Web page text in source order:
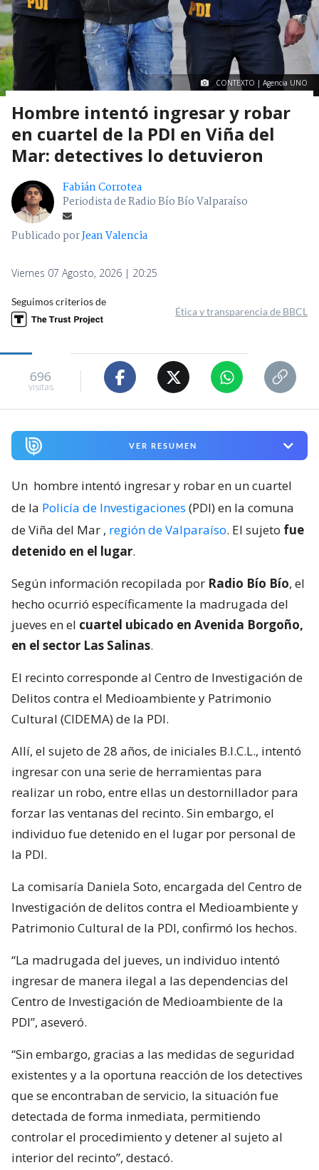
CONTEXTO | Agencia UNO
Hombre intentó ingresar y robar
en cuartel de la PDI en Viña del
Mar: detectives lo detuvieron
Fabián Corrotea
Periodista de Radio Bío Bío Valparaíso
Publicado porJean Valencia
Viernes 07 Agosto, 2026 | 20:25
Seguimos criterios de
Ética y transparencia de BBCL
696
visitas
VER RESUMEN
Un hombre intentó ingresar y robar en un cuartel
de la Policía de Investigaciones (PDI) en la comuna
de Viña del Mar , región de Valparaíso. El sujeto fue
detenido en el lugar.
Según información recopilada por Radio Bío Bío, el
hecho ocurrió específicamente la madrugada del
jueves en el cuartel ubicado en Avenida Borgoño,
en el sector Las Salinas.
El recinto corresponde al Centro de Investigación de
Delitos contra el Medioambiente y Patrimonio
Cultural (CIDEMA) de la PDI.
Allí, el sujeto de 28 años, de iniciales B.I.C.L., intentó
ingresar con una serie de herramientas para
realizar un robo, entre ellas un destornillador para
forzar las ventanas del recinto. Sin embargo, el
individuo fue detenido en el lugar por personal de
la PDI.
La comisaría Daniela Soto, encargada del Centro de
Investigación de delitos contra el Medioambiente y
Patrimonio Cultural de la PDI, confirmó los hechos.
“La madrugada del jueves, un individuo intentó
ingresar de manera ilegal a las dependencias del
Centro de Investigación de Medioambiente de la
PDI”, aseveró.
“Sin embargo, gracias a las medidas de seguridad
existentes y a la oportuna reacción de los detectives
que se encontraban de servicio, la situación fue
detectada de forma inmediata, permitiendo
controlar el procedimiento y detener al sujeto al
interior del recinto”, destacó.